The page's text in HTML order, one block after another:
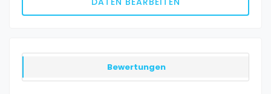
Bewertungen